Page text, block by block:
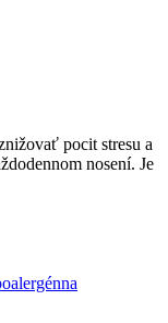
pocit stresu a
nosení. Je